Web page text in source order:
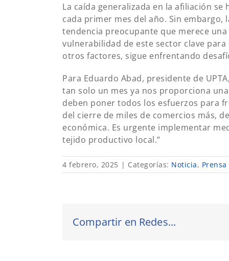
La caída generalizada en la afiliación
cada primer mes del año. Sin
tendencia preocupante que merece
vulnerabilidad de este sector clave
otros factores, sigue enfrentando
Para Eduardo Abad, presidente de
tan solo un mes ya nos proporciona
deben poner todos los esfuerzos para
del cierre de miles de comercios más,
económica. Es urgente implementar
tejido productivo local.”
4 febrero, 2025 | Categorías: Noticia, Prensa
Compartir en Redes...